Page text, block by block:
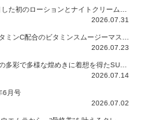
リンクルショットから、シワの肌環境に着目した初のローションとナイトクリームが登場！デイリーケアで、シワ特有の肌環境を改善し、シワが目立たない肌へと導きます。
2026.07.31
ナチュラルコスメブランドSABONから、ビタミンC配合のビタミンスムージーマスク「ラディアンスマスク」と、ペパーミントにオーガニックハーブを凝縮したジェルの涼感トリートメント美容液「スカルプセラム リフレッシング」が登場！日々のデイリーケアで、過酷な猛暑で疲れた肌や頭皮をサポート、心地よくリフレッシュし、優しく肌を整えます。
2026.07.23
神秘的な輝きを秘めた技法“螺鈿（らでん）”の多彩で多様な煌めきに着想を得たSUQQUの2026 秋 カラーコレクションから登場するのは、艶然と輝くアイシャドウや偏光パールを配したフェイスカラー、繊細なパールの煌めくネイル、そしてそれらを際立てる“朧げな艶”を秘めた新リクイドリップ「ブラー リクイド リップ」。強さを秘めたまろやかな洗練の表情に。
2026.07.14
6月号
2026.07.02